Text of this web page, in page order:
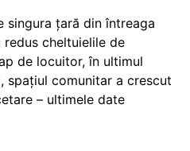
singura țară din întreaga
redus cheltuielile de
de locuitor, în ultimul
spațiul comunitar a crescut
– ultimele date